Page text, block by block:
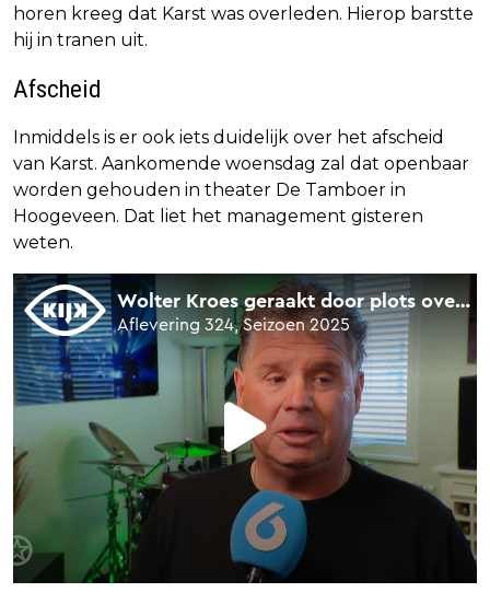
horen kreeg dat Karst was overleden. Hierop barstte
hij in tranen uit.
Afscheid
Inmiddels is er ook iets duidelijk over het afscheid
van Karst. Aankomende woensdag zal dat openbaar
worden gehouden in theater De Tamboer in
Hoogeveen. Dat liet het management gisteren
weten.